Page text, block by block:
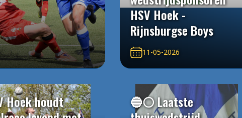
HSV Hoek -
Rijnsburgse Boys
11-05-2026
Hoek houdt
🔵⚪️ Laatste